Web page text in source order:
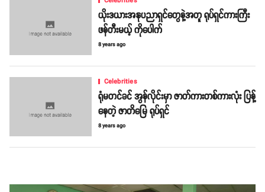
ယိုးဒယားအနုပညာရှင်တွေနဲ့အတူ ရုပ်ရှင်ကားကြီး
ဖန်တီးမယ့် ကိုပေါက်
8 years ago
Celebrities
ရုံမတင်ခင် အွန်လိုင်းမှာ ဇာတ်ကားတစ်ကားလုံး ပြန့်
နေတဲ့ ဇာတိမြေ ရုပ်ရှင်
8 years ago